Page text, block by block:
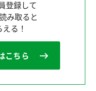
登録して
み取ると
る！
こちら